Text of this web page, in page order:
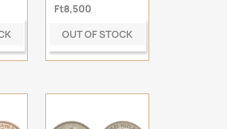
Ft8,500
OUT OF STOCK